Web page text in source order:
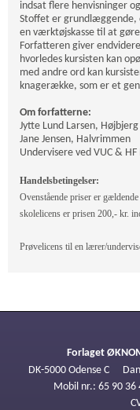
indsat flere henvisninger
Stoffet er grundlæggende,
en værktøjskasse til at
Forfatteren giver
hvorledes kursisten kan
med andre ord kan
knagerække, som er et
Om forfatterne:
Jytte Lund Larsen, Højbjerg
Jane Jensen, Halvrimmen
Undervisere ved VUC &
Handelsbetingelser:
Ovenstående priser er
skolelicens er prisen 200,- kr.
Prøvelicens til en lærer/
Forlaget
DK-5000 Odense C
Mobil nr.: 65 90 36